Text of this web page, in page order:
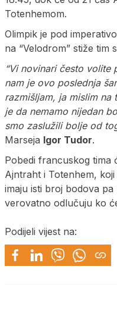
Totenhemom.
Olimpik je pod
na “Velodrom” stiže tim
“Vi novinari često
nam je ovo poslednja
razmišljam, ja mislim
je da nemamo nijedan
smo zaslužili bolje od
Marseja Igor Tudor.
Pobedi francuskog tima
Ajntraht i Totenhem,
imaju isti broj bodova
verovatno odlučuju ko
Podijeli vijest na: